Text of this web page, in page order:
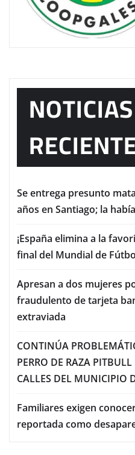
NOTICIAS
Se entrega presunto
años en Santiago; la
¡España elimina a la
final del Mundial de
Apresan a dos mujeres
fraudulento de tarjeta
extraviada
CONTINÚA
PERRO DE RAZA
CALLES DEL MUNICIPIO
Familiares exigen
reportada como